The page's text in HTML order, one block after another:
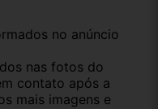
no anúncio
nas fotos do
contato após a
mais imagens e